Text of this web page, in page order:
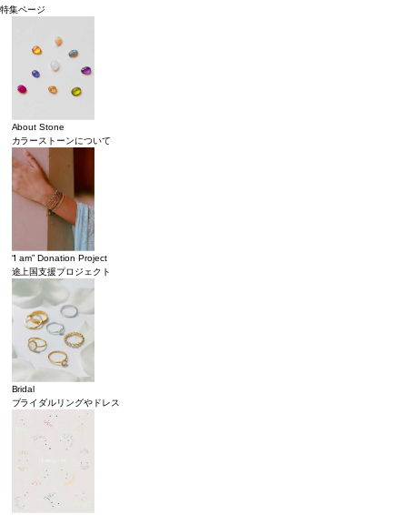
特集ページ
About Stone
カラーストーンについて
“I am” Donation Project
途上国支援プロジェクト
Bridal
ブライダルリングやドレス